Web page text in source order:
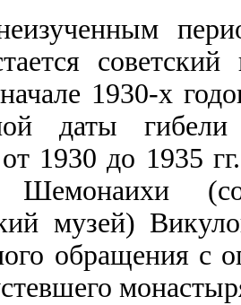
1930-х
даты
от 1930 до 1935
музей)
обращения с